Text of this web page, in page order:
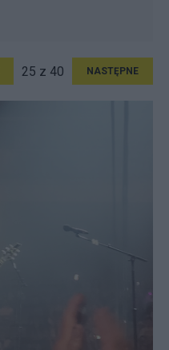
25 z 40 NASTĘPNE